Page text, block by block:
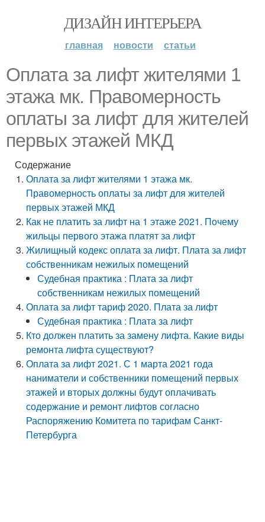
ДИЗАЙН ИНТЕРЬЕРА
главная новости статьи
Оплата за лифт жителями 1
этажа мк. Правомерность
оплаты за лифт для жителей
первых этажей МКД
Содержание
Оплата за лифт жителями 1 этажа мк.
Правомерность оплаты за лифт для жителей
первых этажей МКД
Как не платить за лифт на 1 этаже 2021. Почему
жильцы первого этажа платят за лифт
Жилищный кодекс оплата за лифт. Плата за лифт
собственникам нежилых помещений
Судебная практика : Плата за лифт
собственникам нежилых помещений
Оплата за лифт тариф 2020. Плата за лифт
Судебная практика : Плата за лифт
Кто должен платить за замену лифта. Какие виды
ремонта лифта существуют?
Оплата за лифт 2021. С 1 марта 2021 года
наниматели и собственники помещений первых
этажей и вторых должны будут оплачивать
содержание и ремонт лифтов согласно
Распоряжению Комитета по тарифам Санкт-
Петербурга